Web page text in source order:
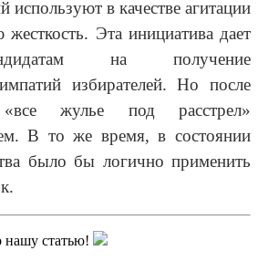
используют в качестве агитации
жесткость. Эта инициатива дает
на получение
избирателей. Но после
жулье под расстрел»
В то же время, в состоянии
было бы логично применить
нашу статью!